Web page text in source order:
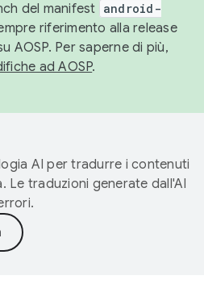
del manifest android-
riferimento alla release
AOSP. Per saperne di più,
ad AOSP.
AI per tradurre i contenuti
Le traduzioni generate dall'AI